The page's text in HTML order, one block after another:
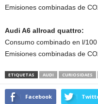
Emisiones combinadas de
Audi A6 allroad quattro:
Consumo combinado en l/
Emisiones combinadas de
ETIQUETAS AUDI CURIOSIDAES
Facebook